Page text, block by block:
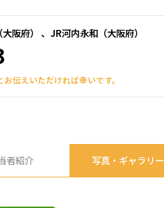
大阪府） 、JR河内永和（大阪府）
伝えいただければ幸いです。
者紹介 写真・ ギャラリー